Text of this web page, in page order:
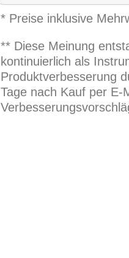
* Preise inklusive
** Diese Meinung
kontinuierlich als
Produktverbesserung
Tage nach Kauf per E-